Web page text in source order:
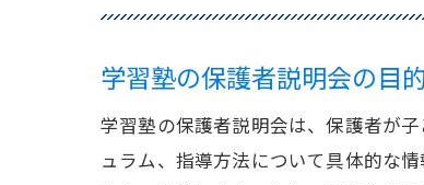
学習塾の保護者説明会の目
学習塾の保護者説明会は、保護者が
ュラム、指導方法について具体的な